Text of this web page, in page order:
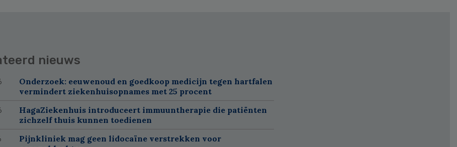
nieuws
Onderzoek: eeuwenoud en goedkoop medicijn tegen hartfalen
vermindert ziekenhuisopnames met 25 procent
HagaZiekenhuis introduceert immuuntherapie die patiënten
zichzelf thuis kunnen toedienen
Pijnkliniek mag geen lidocaïne verstrekken voor